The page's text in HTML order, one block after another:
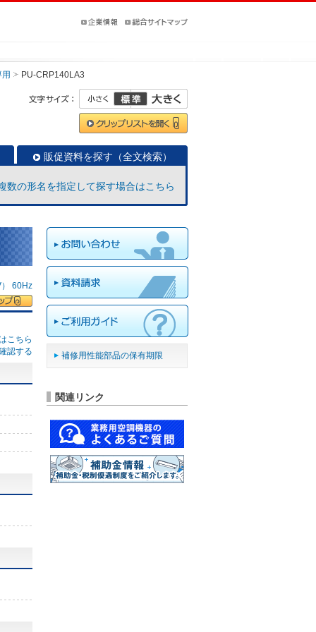
PU-CRP140LA3
販促資料を探す（全文検索）
数の形名を指定して探す場合はこちら
60Hz
こちら
認する
補修用性能部品の保有期限
関連リンク